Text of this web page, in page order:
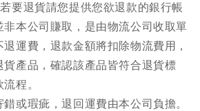
要退貨請您提供您欲退款的銀行帳
非本公司賺取，是由物流公司收取單
運費，退款金額將扣除物流費用，
產品，確認該產品皆符合退貨標
程。
錯或瑕疵，退回運費由本公司負擔。